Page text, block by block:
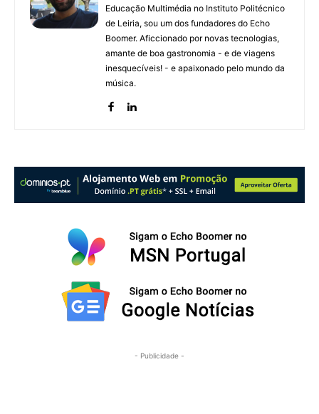
Educação Multimédia no Instituto Politécnico
de Leiria, sou um dos fundadores do Echo
Boomer. Aficcionado por novas tecnologias,
amante de boa gastronomia - e de viagens
inesquecíveis! - e apaixonado pelo mundo da
música.
- Publicidade -